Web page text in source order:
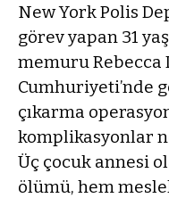
New York Polis
görev yapan 31
memuru Rebecca
Cumhuriyeti’nde
çıkarma
komplikasyonlar
Üç çocuk annesi
ölümü, hem